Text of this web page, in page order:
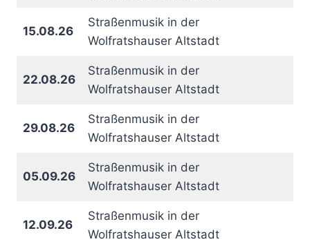
15.08.26
Straßenmusik in der
Wolfratshauser Altstadt
22.08.26
Straßenmusik in der
Wolfratshauser Altstadt
29.08.26
Straßenmusik in der
Wolfratshauser Altstadt
05.09.26
Straßenmusik in der
Wolfratshauser Altstadt
12.09.26
Straßenmusik in der
Wolfratshauser Altstadt